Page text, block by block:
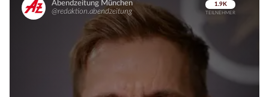
Überspringen